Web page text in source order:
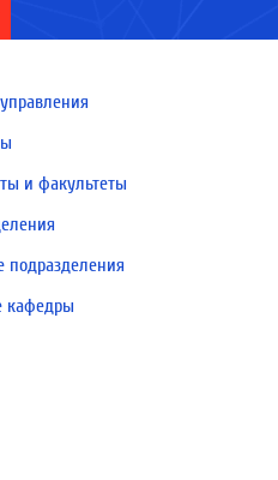
и факультеты
подразделения
кафедры